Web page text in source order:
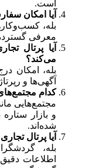
است.
آیا امکان
بله،
معرفی
آیا پرتال
می‌کند؟
بله، امکان
آگهی‌ها و
کدام
مجتمع‌هایی
و بازار
شده‌اند.
آیا پرتال
بله،
اطلاعات